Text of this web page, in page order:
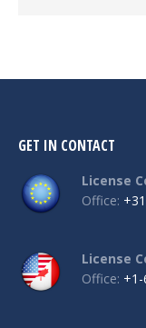
GET IN CONTACT
License
Office:
License
Office: